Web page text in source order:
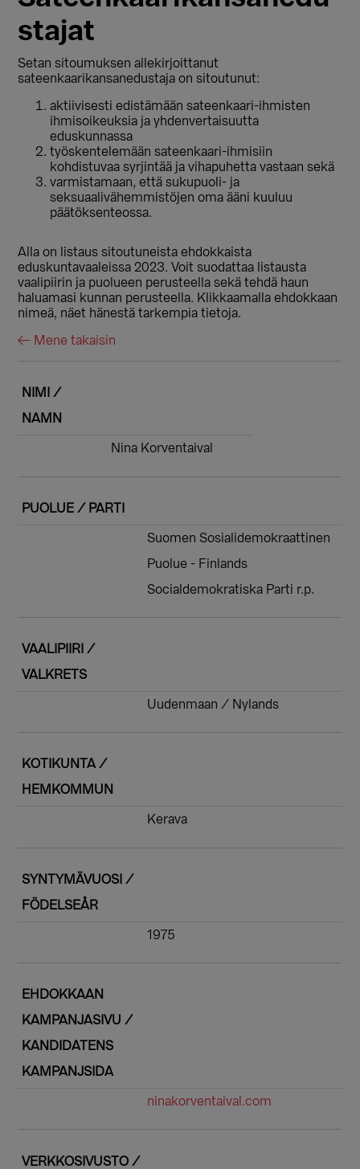
stajat
Setan sitoumuksen allekirjoittanut
sateenkaarikansanedustaja on sitoutunut:
aktiivisesti edistämään sateenkaari-ihmisten
ihmisoikeuksia ja yhdenvertaisuutta
eduskunnassa
työskentelemään sateenkaari-ihmisiin
kohdistuvaa syrjintää ja vihapuhetta vastaan sekä
varmistamaan, että sukupuoli- ja
seksuaalivähemmistöjen oma ääni kuuluu
päätöksenteossa.
Alla on listaus sitoutuneista ehdokkaista
eduskuntavaaleissa 2023. Voit suodattaa listausta
vaalipiirin ja puolueen perusteella sekä tehdä haun
haluamasi kunnan perusteella. Klikkaamalla ehdokkaan
nimeä, näet hänestä tarkempia tietoja.
← Mene takaisin
NIMI /
NAMN
Nina Korventaival
PUOLUE / PARTI
Suomen Sosialidemokraattinen
Puolue - Finlands
Socialdemokratiska Parti r.p.
VAALIPIIRI /
VALKRETS
Uudenmaan / Nylands
KOTIKUNTA /
HEMKOMMUN
Kerava
SYNTYMÄVUOSI /
FÖDELSEÅR
1975
EHDOKKAAN
KAMPANJASIVU /
KANDIDATENS
KAMPANJSIDA
ninakorventaival.com
VERKKOSIVUSTO /